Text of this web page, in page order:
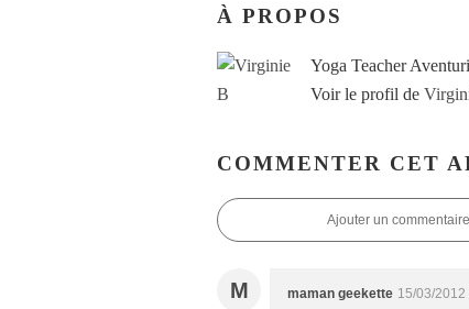
À PROPOS
Yoga Teacher
Voir le profil de
COMMENTER CET
Ajouter un commentaire
M maman geekette 15/03/2012